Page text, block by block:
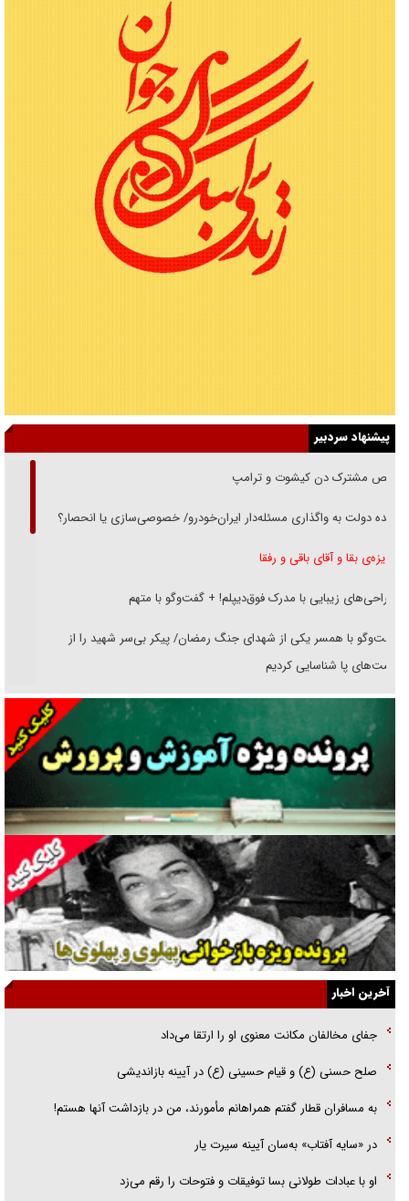
پیشنهاد سردبیر
رقص مشترک دن کیشوت و ترامپ
دنده دولت به واگذاری مسئله‌دار ایران‌خودرو/ خصوصی‌سازی یا انحصار؟
غریزه‌ی بقا و آقای باقی و رفقا
جراحی‌های زیبایی با مدرک فوق‌دیپلم! + گفت‌وگو با متهم
گفت‌وگو با همسر یکی از شهدای جنگ رمضان/ پیکر بی‌سر شهید را از
انگشت‌های پا شناسایی کردیم
نسلی که آنلاین الگو می‌گیرد
گفت‌وگو با آیت‌الله جاودان/ جفای مخالفان مکانت معنوی رهبر شهید را
ارتقا می‌داد
راننده مست به قانون می‌خندد
همه آقای دوربینی شده‌ایم!
قصه ناتمام سرویس مدارس
آیا مقاومت فلسطین خلع‌سلاح می‌شود؟
الگوی وحدت‌آفرین در ادراک سیاست خارجی
گفتگوی دکتر اخوان مدیرمسئول روزنامه جوان با برنامه تلویزیونی «نبرد
هرمز»
امام حسین (ع) کشته سیرت‌های عصر جاهلی شد
فریاد‌ها و ناله‌های دوستان مبارزدلم را آتش می‌زد
آخرین اخبار
جفای مخالفان مکانت معنوی او را ارتقا می‌داد
صلح حسنی (ع) و قیام حسینی (ع) در آیینه بازاندیشی
به مسافران قطار گفتم همراهانم مأمورند، من در بازداشت آنها هستم!
در «سایه آفتاب» به‌سان آیینه سیرت یار
او با عبادات طولانی بسا توفیقات و فتوحات را رقم می‌زد